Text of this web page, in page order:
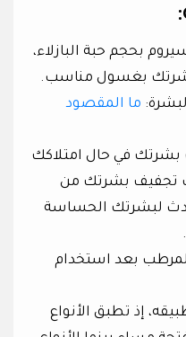
بحجم حبة البازلاء،
بغسول مناسب.
ما المقصود
لتجف بشرتك في حال امتلاكك
تجفيف بشرتك من
لبشرتك الحساسة
بعد استخدام
إذ تطبق الأنواع